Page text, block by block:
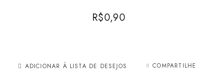
R$0,90
ADICIONAR À LISTA DE DESEJOS COMPARTILHE